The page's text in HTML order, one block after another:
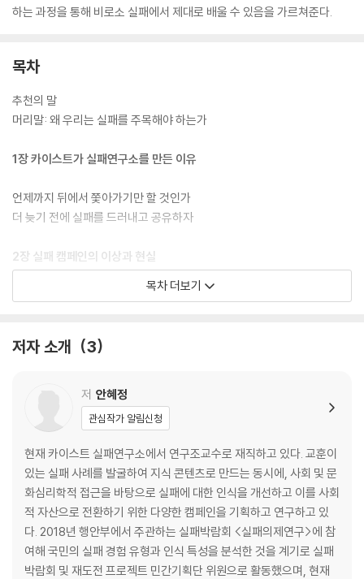
하는 과정을 통해 비로소 실패에서 제대로 배울 수 있음을 가르쳐준다.
목차
추천의 말
머리말: 왜 우리는 실패를 주목해야 하는가
1장 카이스트가 실패연구소를 만든 이유
언제까지 뒤에서 쫓아가기만 할 것인가
더 늦기 전에 실패를 드러내고 공유하자
2장 실패 캠페인의 이상과 현실
실패연구소가 실패하면 어떻게 되나요?
실패의 수많은 의미
3장 새로운 도전을 방해하는 진짜 문제
도전 권하는 사회, 실패에 주목하는 이유
카이스트 학생들의 속사정
모두가 실패했다고 느끼는데 실패가 부족하다고?
실패하지 않고도 실패감을 느끼는 사람들
4장 실패의 발견
실패와 포토보이스의 만남
목차 더보기
저자 소개 3
저 안혜정
관심작가 알림신청
현재 카이스트 실패연구소에서 연구조교수로 재직하고 있다. 교훈이
있는 실패 사례를 발굴하여 지식 콘텐츠로 만드는 동시에, 사회 및 문
화심리학적 접근을 바탕으로 실패에 대한 인식을 개선하고 이를 사회
적 자산으로 전환하기 위한 다양한 캠페인을 기획하고 연구하고 있
다. 2018년 행안부에서 주관하는 실패박람회 <실패의제연구>에 참
여해 국민의 실패 경험 유형과 인식 특성을 분석한 것을 계기로 실패
박람회 및 재도전 프로젝트 민간기획단 위원으로 활동했으며, 현재